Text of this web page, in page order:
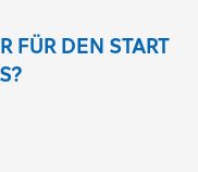
FÜR DEN START